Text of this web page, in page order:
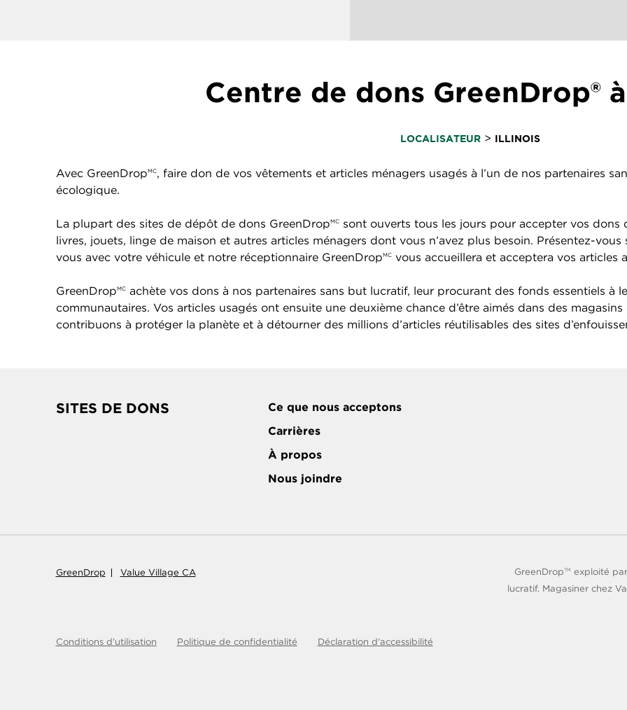
Centre de dons GreenDrop®
LOCALISATEUR > ILLINOIS
Avec GreenDropMC, faire don de vos vêtements et articles ménagers usagés à l’un de nos partenaires
écologique.
La plupart des sites de dépôt de dons GreenDropMCsont ouverts tous les jours pour accepter vos dons
livres, jouets, linge de maison et autres articles ménagers dont vous n’avez plus besoin. Présentez-
vous avec votre véhicule et notre réceptionnaire GreenDropMCvous accueillera et acceptera vos articles
GreenDropMCachète vos dons à nos partenaires sans but lucratif, leur procurant des fonds essentiels à
communautaires. Vos articles usagés ont ensuite une deuxième chance d’être aimés dans des
contribuons à protéger la planète et à détourner des millions d’articles réutilisables des sites
SITES DE DONS
Ce que nous acceptons
Carrières
À propos
Nous joindre
GreenDrop Value Village CA GreenDropTM
exploité
lucratif. Magasiner chez
Conditions d'utilisation Politique de confidentialité Déclaration d'accessibilité